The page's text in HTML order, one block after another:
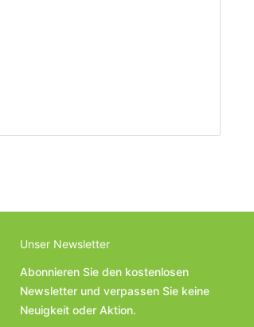
Unser Newsletter
Abonnieren Sie den kostenlosen
Newsletter und verpassen Sie keine
Neuigkeit oder Aktion.